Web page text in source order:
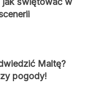
Maltę?
pogody!